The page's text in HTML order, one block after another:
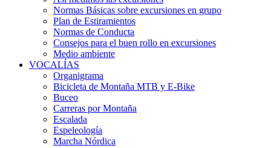
Normas Básicas sobre excursiones en grupo
Plan de Estiramientos
Normas de Conducta
Consejos para el buen rollo en excursiones
Medio ambiente
VOCALÍAS
Organigrama
Bicicleta de Montaña MTB y E-Bike
Buceo
Carreras por Montaña
Escalada
Espeleología
Marcha Nórdica